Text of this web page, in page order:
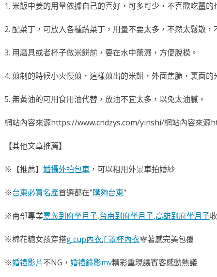
1. 米飯中姜的用量依據自己的喜好，可多可少，不喜歡吃薑
2. 配菜丁，可放入各種蔬菜丁，用量不要太多，不然太鬆散，
3. 用磨具或者杯子做米餅前，要在水中蘸濕，方便脫模。
4. 煎制的時候小火慢煎，這樣煎出的米餅，外面焦脆，裏面的
5. 無黃油的可用食用油代替，放油不宜太多，以免太油膩。
網站內容來源https://www.cndzys.com/yinshi/網站內容來源
【其他文章推薦】
※【推薦】 婚攝外拍包車，可以租用外景車拍婚紗
※台東必買名產首選都在"購夠台東"
※南部專業嘉義到府坐月子,台南到府坐月子,高雄到府坐月子
※棉花糖女孩穿搭g cup內衣,f 罩杯內衣零著感完美包覆
※婚禮影片不NG， 婚禮錄影mv精彩重現讓賓客感動熱議